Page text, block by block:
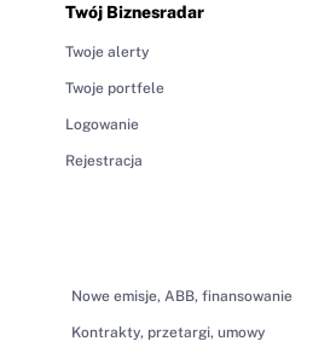
Nowe emisje, ABB, finansowanie
Kontrakty, przetargi, umowy
Twój Biznesradar
Twoje alerty
Twoje portfele
Logowanie
Rejestracja